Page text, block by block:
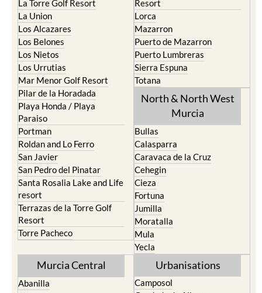
Los Alcazares
Los Belones
Los Nietos
Los Urrutias
Mar Menor Golf Resort
Pilar de la Horadada
Playa Honda / Playa
Paraiso
Portman
Roldan and Lo Ferro
San Javier
San Pedro del Pinatar
Santa Rosalia Lake and Life
resort
Terrazas de la Torre Golf
Resort
Torre Pacheco
Mazarron
Puerto de Mazarron
Puerto Lumbreras
Sierra Espuna
Totana
North & North West
Murcia
Caravaca de la Cruz
Cehegin
Cieza
Fortuna
Jumilla
Moratalla
Mula
Yecla
Murcia Central
Abanilla
Alcantarilla
Camposol
El Valle Golf Resort